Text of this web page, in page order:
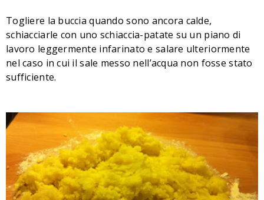
Togliere la buccia quando sono ancora calde,
schiacciarle con uno schiaccia-patate su un piano di
lavoro leggermente infarinato e salare ulteriormente
nel caso in cui il sale messo nell’acqua non fosse stato
sufficiente.